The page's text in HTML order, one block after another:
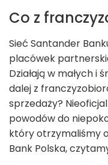
Co z
Sieć Santander
placówek
Działają w małych i
dalej z
sprzedaży?
powodów do
który otrzymaliśmy
Bank Polska,